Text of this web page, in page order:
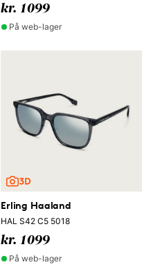
kr. 1099
På web-lager
Erling Haaland
HAL S42 C5 5018
kr. 1099
På web-lager